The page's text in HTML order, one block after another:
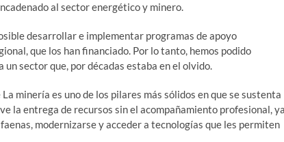
al sector energético y minero.
desarrollar e implementar programas de apoyo
que los han financiado. Por lo tanto, hemos podido
sector que, por décadas estaba en el olvido.
minería es uno de los pilares más sólidos en que se sustenta
la entrega de recursos sin el acompañamiento profesional, ya
modernizarse y acceder a tecnologías que les permiten